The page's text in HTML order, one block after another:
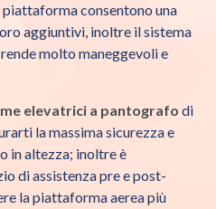
consentono una
aggiuntivi, inoltre il sistema
molto maneggevoli e
elevatrici a pantografo di
la massima sicurezza e
in altezza; inoltre è
di assistenza pre e post-
la piattaforma aerea più